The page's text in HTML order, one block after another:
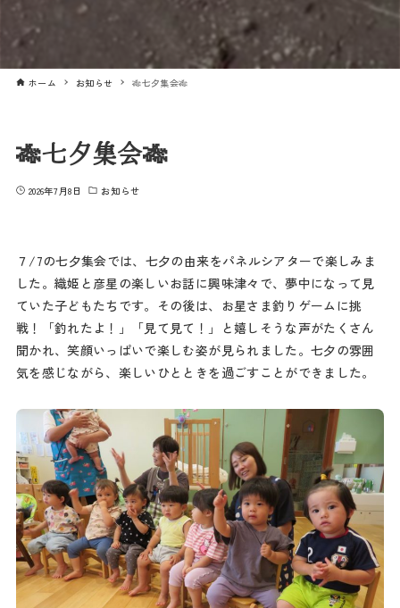
ホーム お知らせ 🎋七夕集会🎋
🎋七夕集会🎋
2026年7月8日 お知らせ
７/7の七夕集会では、七夕の由来をパネルシアターで楽しみま
した。織姫と彦星の楽しいお話に興味津々で、夢中になって見
ていた子どもたちです。その後は、お星さま釣りゲームに挑
戦！「釣れたよ！」「見て見て！」と嬉しそうな声がたくさん
聞かれ、笑顔いっぱいで楽しむ姿が見られました。七夕の雰囲
気を感じながら、楽しいひとときを過ごすことができました。